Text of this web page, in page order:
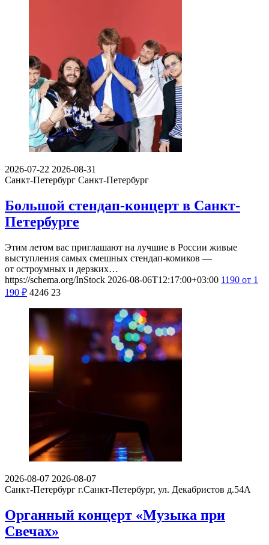
2026-07-22 2026-08-31
Санкт-Петербург Санкт-Петербург
Большой стендап-концерт в Санкт-
Петербурге
Этим летом вас приглашают на лучшие в России живые
выступления самых смешных стендап-комиков —
от остроумных и дерзких…
https://schema.org/InStock 2026-08-06T12:17:00+03:00 1190 от 1
190 ₽ 4246 23
2026-08-07 2026-08-07
Санкт-Петербург г.Санкт-Петербург, ул. Декабристов д.54А
Органный концерт «Музыка при
Свечах»